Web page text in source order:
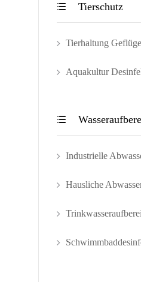
 Tierschutz
Tierhaltung
Aquakultur

Industrielle
Hausliche